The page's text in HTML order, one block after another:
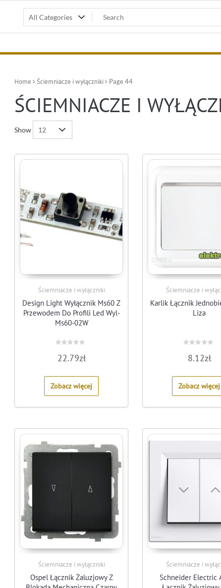
Home Ściemniacze i wyłączniki Page 44
ŚCIEMNIACZE I
Show
Ściemniacze i wyłączniki
Design Light Wyłącznik Ms60 Z
Przewodem Do Profili Led Wyl-
Ms60-02W
0
out
5
22.79zł
Zobacz więcej
Ściemniacze i
Karlik Łącznik
Liza
out
5
8.12zł
Zobacz więcej
Ściemniacze i wyłączniki
Ospel Łącznik Żaluzjowy Z
Ściemniacze i
Schneider Electric